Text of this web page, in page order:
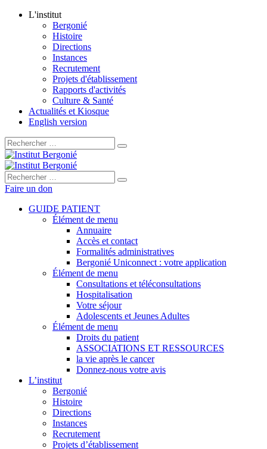
L'institut
Bergonié
Histoire
Directions
Instances
Recrutement
Projets d'établissement
Rapports d'activités
Culture & Santé
Actualités et Kiosque
English version
Rechercher :
Rechercher :
Faire un don
GUIDE PATIENT
Élément de menu
Annuaire
Accès et contact
Formalités administratives
Bergonié Uniconnect : votre application
Élément de menu
Consultations et téléconsultations
Hospitalisation
Votre séjour
Adolescents et Jeunes Adultes
Élément de menu
Droits du patient
ASSOCIATIONS ET RESSOURCES
la vie après le cancer
Donnez-nous votre avis
L’institut
Bergonié
Histoire
Directions
Instances
Recrutement
Projets d’établissement